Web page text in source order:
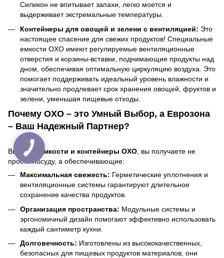
Силикон не впитывает запахи, легко моется и
выдерживает экстремальные температуры.
Контейнеры для овощей и зелени с вентиляцией: Это
настоящее спасение для свежих продуктов! Специальные
емкости OXO имеют регулируемые вентиляционные
отверстия и корзины-вставки, поднимающие продукты над
дном, обеспечивая оптимальную циркуляцию воздуха. Это
помогает поддерживать идеальный уровень влажности и
значительно продлевает срок хранения овощей, фруктов и
зелени, уменьшая пищевые отходы.
Почему OXO – это Умный Выбор, а Еврозона
– Ваш Надежный Партнер?
Выбирая емкости и контейнеры OXO , вы получаете не
просто посуду, а обеспечивающие:
Максимальная свежесть: Герметические уплотнения и
вентиляционные системы гарантируют длительное
сохранение качества продуктов.
Организация пространства: Модульные системы и
эргономичный дизайн помогают эффективно использовать
каждый сантиметр кухни.
Долговечность: Изготовлены из высококачественных,
безопасных для пищевых продуктов материалов, они